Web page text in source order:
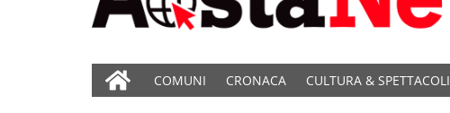
COMUNI CRONACA CULTURA & SPETTACOLI